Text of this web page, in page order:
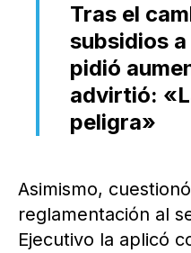
Tras el
subsidios
pidió
advirtió:
peligra»
Asimismo,
reglamentación al
Ejecutivo la aplicó